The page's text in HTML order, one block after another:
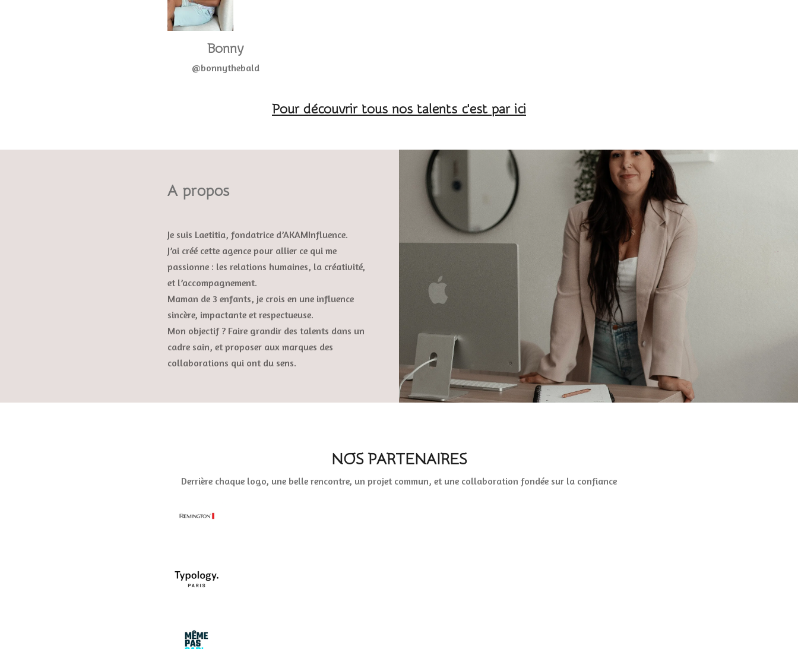
Bonny
@bonnythebald
Pour découvrir tous nos talents c'est par ici
A propos
Je suis Laetitia, fondatrice d’AKAMInfluence.
J’ai créé cette agence pour allier ce qui me
passionne : les relations humaines, la créativité,
et l’accompagnement.
Maman de 3 enfants, je crois en une influence
sincère, impactante et respectueuse.
Mon objectif ? Faire grandir des talents dans un
cadre sain, et proposer aux marques des
collaborations qui ont du sens.
NOS PARTENAIRES
Derrière chaque logo, une belle rencontre, un projet commun, et une collaboration fondée sur la confiance